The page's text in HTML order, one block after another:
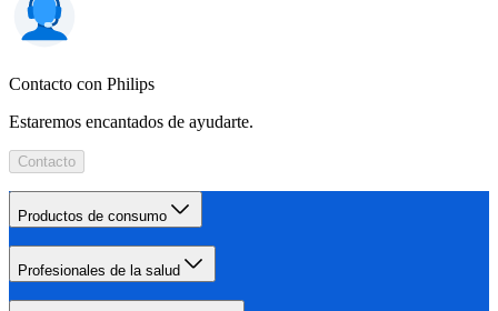
Contacto con Philips
Estaremos encantados de ayudarte.
Contacto
Productos de consumo
Profesionales de la salud